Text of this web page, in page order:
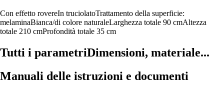
Con effetto rovereIn truciolatoTrattamento della superficie:
melaminaBianca/di colore naturaleLarghezza totale 90 cmAltezza
totale 210 cmProfondità totale 35 cm
Tutti i parametriDimensioni, materiale...
Manuali delle istruzioni e documenti